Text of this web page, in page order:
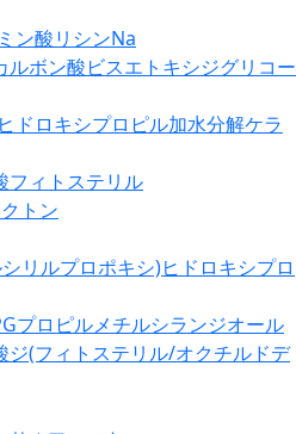
ン酸リシンNa
ルボン酸ビスエトキシジグリコー
ドロキシプロピル加水分解ケラ
フィトステリル
トン
リルプロポキシ)ヒドロキシプロ
プロピルメチルシランジオール
ジ(フィトステリル/オクチルドデ